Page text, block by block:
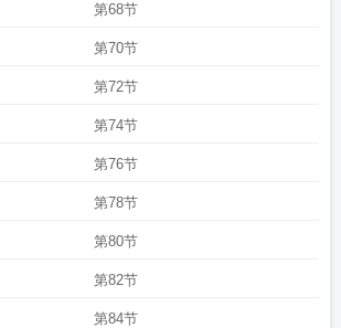
第68节
第70节
第72节
第74节
第76节
第78节
第80节
第82节
第84节